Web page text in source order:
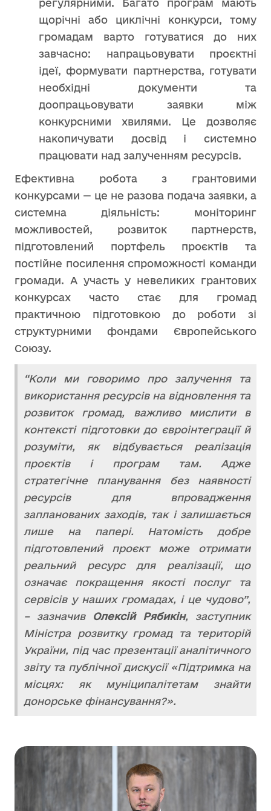
регулярними. Багато програм мають
щорічні або циклічні конкурси, тому
громадам варто готуватися до них
завчасно: напрацьовувати проєктні
ідеї, формувати партнерства, готувати
необхідні документи та
доопрацьовувати заявки між
конкурсними хвилями. Це дозволяє
накопичувати досвід і системно
працювати над залученням ресурсів.
Ефективна робота з грантовими
конкурсами — це не разова подача заявки, а
системна діяльність: моніторинг
можливостей, розвиток партнерств,
підготовлений портфель проєктів та
постійне посилення спроможності команди
громади. А участь у невеликих грантових
конкурсах часто стає для громад
практичною підготовкою до роботи зі
структурними фондами Європейського
Союзу.
“Коли ми говоримо про залучення та
використання ресурсів на відновлення та
розвиток громад, важливо мислити в
контексті підготовки до євроінтеграції й
розуміти, як відбувається реалізація
проєктів і програм там. Адже
стратегічне планування без наявності
ресурсів для впровадження
запланованих заходів, так і залишається
лише на папері. Натомість добре
підготовлений проєкт може отримати
реальний ресурс для реалізації, що
означає покращення якості послуг та
сервісів у наших громадах, і це чудово”,
– зазначив
Олексій Рябикін, заступник
Міністра розвитку громад та територій
України, під час презентації аналітичного
звіту та публічної дискусії «Підтримка на
місцях: як муніципалітетам знайти
донорське фінансування?».